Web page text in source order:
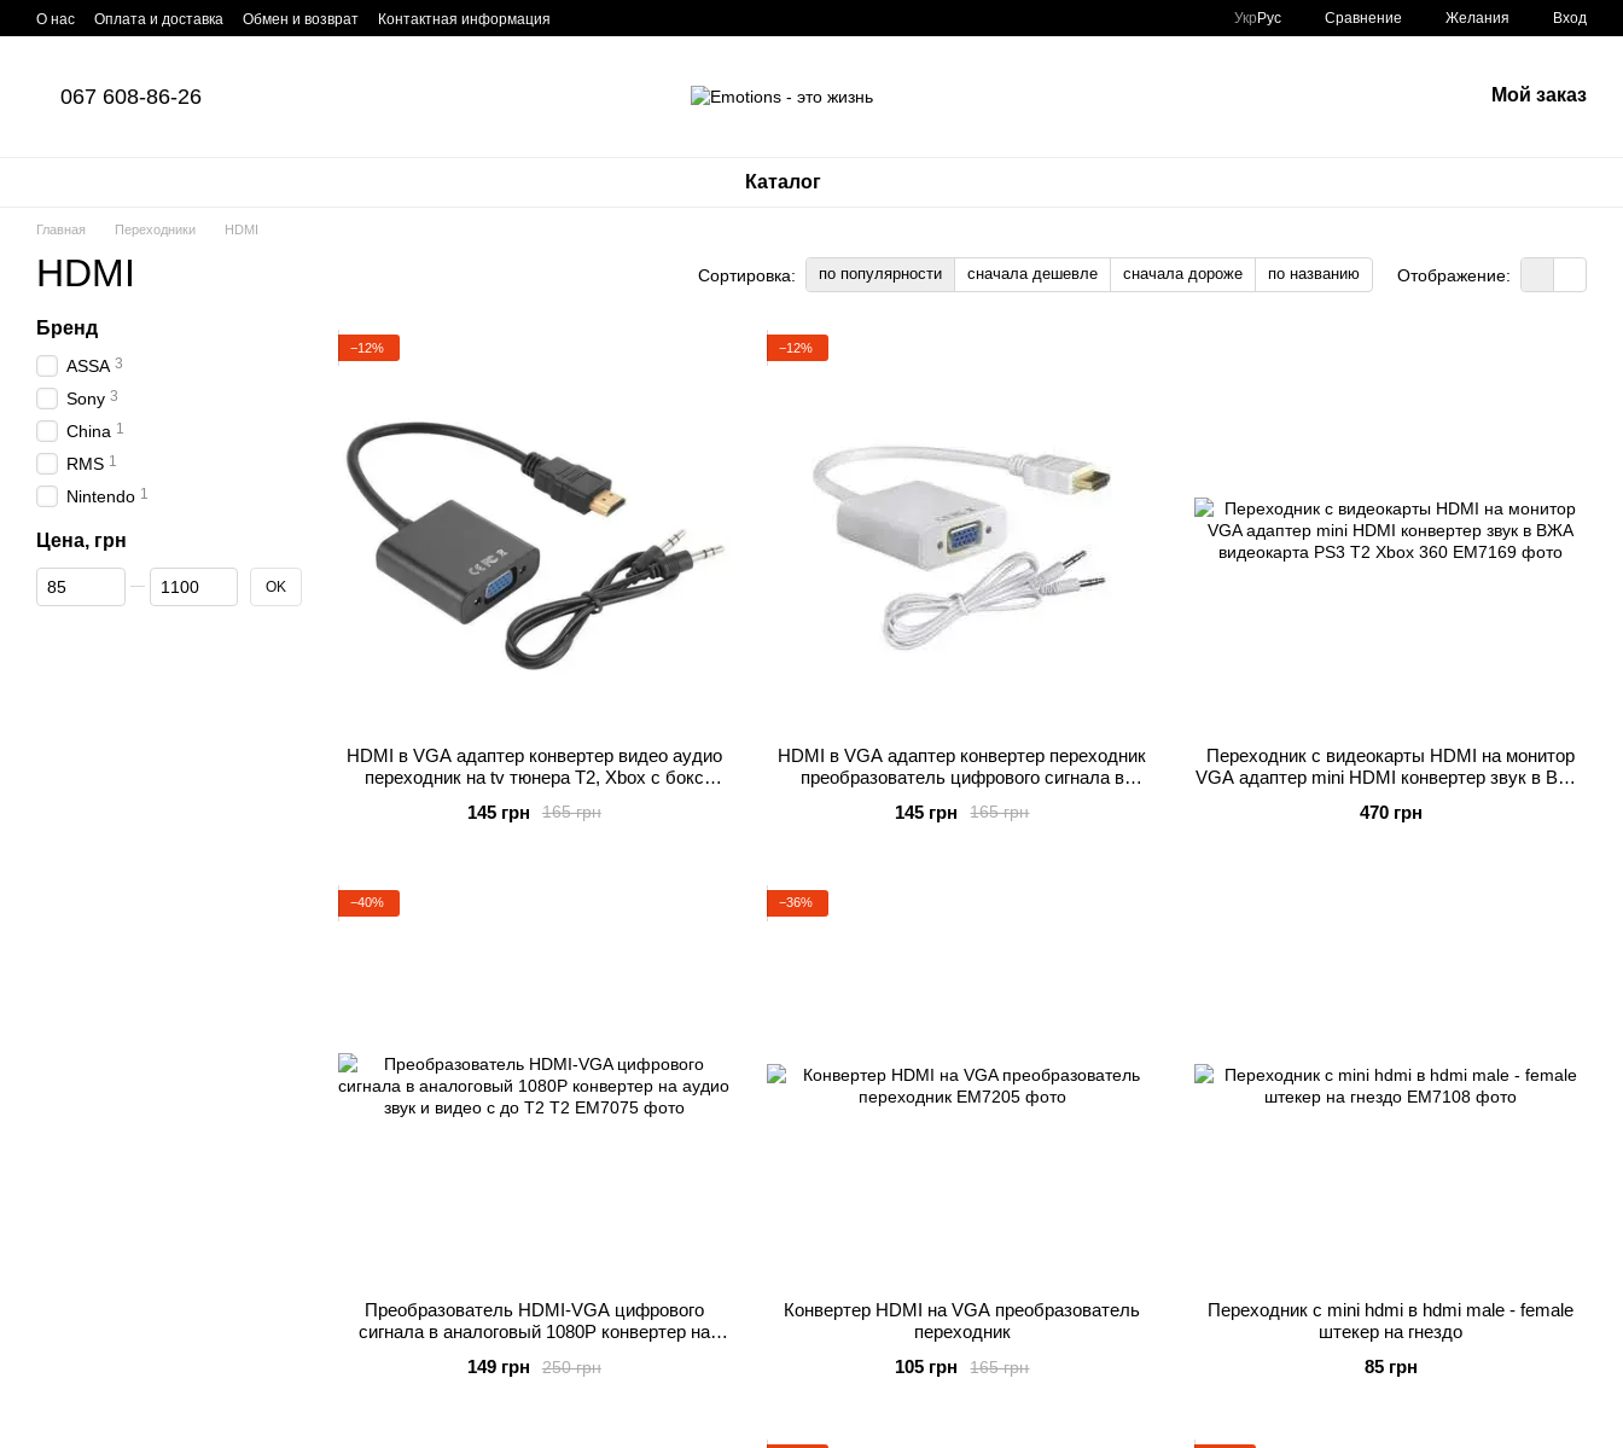
Перейти к основному контенту
О нас Оплата и доставка Обмен и возврат Контактная информация Укр Рус Сравнение Желания Вход
067 608-86-26 Мой заказ
Каталог
Главная Переходники HDMI
HDMI Сортировка: по популярности сначала дешевле сначала дороже по названию Отображение:
−12%
HDMI в VGA адаптер конвертер видео аудио
переходник на tv тюнера T2, Xbox с бокс
165 грн
145 грн
−12%
HDMI в VGA адаптер конвертер переходник
преобразователь цифрового сигнала в
165 грн
145 грн
Переходник с видеокарты HDMI на монитор
VGA адаптер mini HDMI конвертер звук в ВЖА
470 грн
−40%
Преобразователь HDMI-VGA цифрового
сигнала в аналоговый 1080P конвертер на
250 грн
149 грн
−36%
Конвертер HDMI на VGA преобразователь
переходник
165 грн
105 грн
Переходник с mini hdmi в hdmi male - female
штекер на гнездо
85 грн
Бренд
ASSA 3
Sony 3
China 1
RMS 1
Nintendo 1
Цена, грн
От Цена, грн
До Цена, грн OK